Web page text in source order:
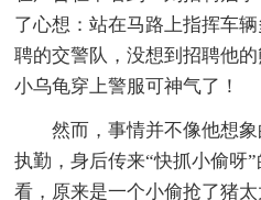
了心想：站在马路上指挥车
聘的交警队，没想到招聘他的
小乌龟穿上警服可神气了！
然而，事情并不像他想象
执勤，身后传来“快抓小偷呀
看，原来是一个小偷抢了猪